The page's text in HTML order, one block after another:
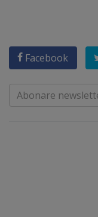
Facebook